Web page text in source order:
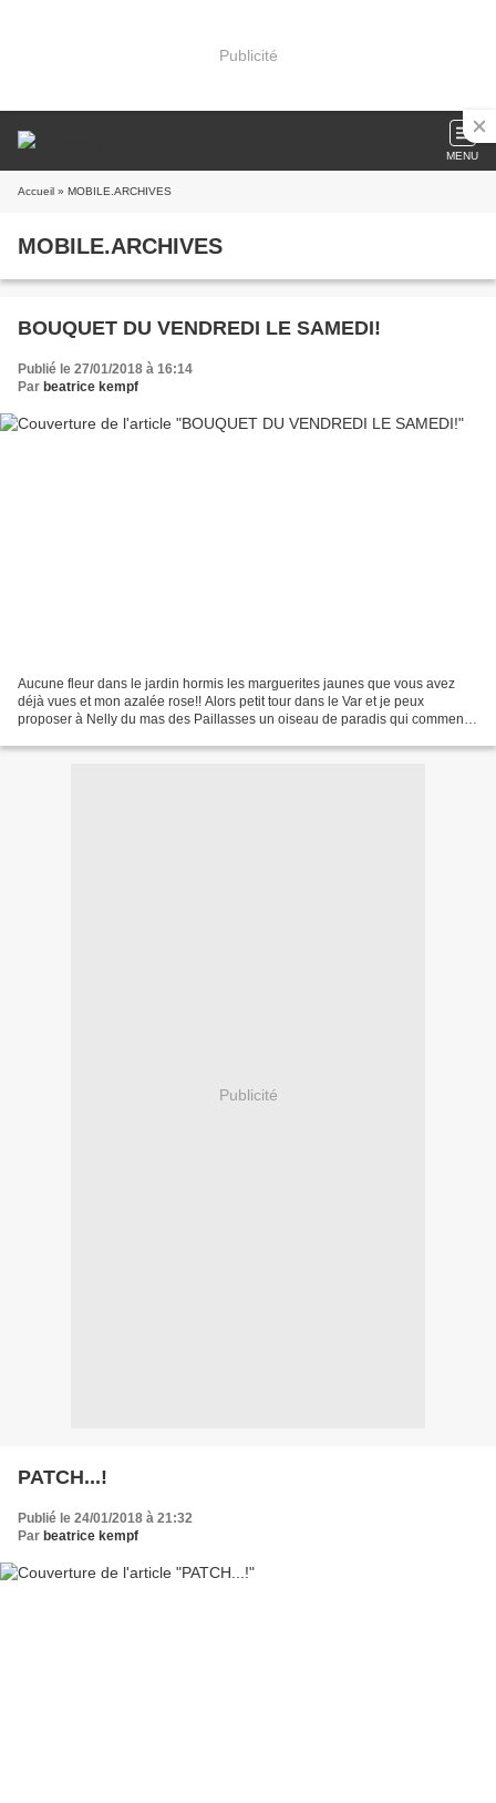
Publicité
MENU
Accueil » MOBILE.ARCHIVES
MOBILE.ARCHIVES
BOUQUET DU VENDREDI LE SAMEDI!
Publié le 27/01/2018 à 16:14
Par beatrice kempf
Aucune fleur dans le jardin hormis les marguerites jaunes que vous avez
déjà vues et mon azalée rose!! Alors petit tour dans le Var et je peux
proposer à Nelly du mas des Paillasses un oiseau de paradis qui commence
Publicité
PATCH...!
Publié le 24/01/2018 à 21:32
Par beatrice kempf